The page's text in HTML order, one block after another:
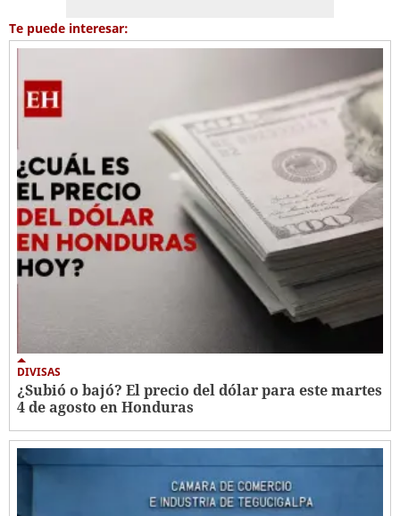
Te puede interesar:
DIVISAS
¿Subió o bajó? El precio del dólar para este martes
4 de agosto en Honduras